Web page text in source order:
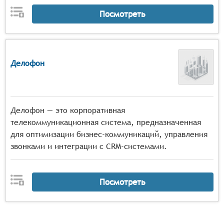
Посмотреть
Делофон
Делофон — это корпоративная
телекоммуникационная система, предназначенная
для оптимизации бизнес-коммуникаций, управления
звонками и интеграции с CRM-системами.
Посмотреть